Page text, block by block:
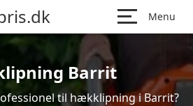
Menu
Barrit
til hækklipning i Barrit?